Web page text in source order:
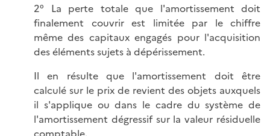
2° La perte totale que l'amortissement doit
finalement couvrir est limitée par le chiffre
même des capitaux engagés pour l'acquisition
des éléments sujets à dépérissement.
Il en résulte que l'amortissement doit être
calculé sur le prix de revient des objets auxquels
il s'applique ou dans le cadre du système de
l'amortissement dégressif sur la valeur résiduelle